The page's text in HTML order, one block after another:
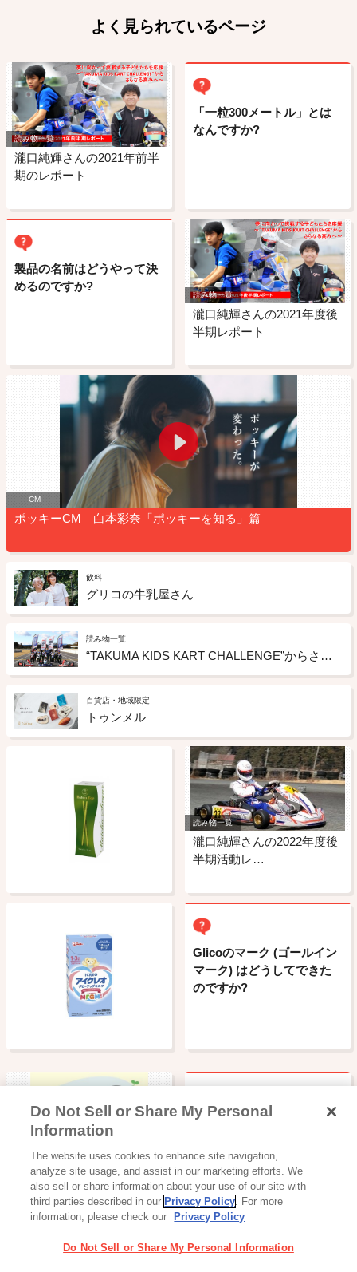
よく見られているページ
読み物一覧
瀧口純輝さんの2021年前半
期のレポート
「一粒300メートル」とは
なんですか?
製品の名前はどうやって決
めるのですか?
読み物一覧
瀧口純輝さんの2021年度後
半期レポート
CM
ポッキーCM 白本彩奈「ポッキーを知る」篇
飲料
グリコの牛乳屋さん
読み物一覧
“TAKUMA KIDS KART CHALLENGE”からさらなる高みを目指す選手をサポート－第1回レポート－
百貨店・地域限定
トゥンメル
読み物一覧
瀧口純輝さんの2022年度後
半期活動レ…
Glicoのマーク (ゴールイン
マーク) はどうしてできた
のですか?
幼児のみもの
プリッツの「ロースト」味
か？
Do Not Sell or Share My Personal
Information
The website uses cookies to enhance site navigation,
analyze site usage, and assist in our marketing efforts. We
also sell or share information about your use of our site with
third parties described in our Privacy Policy. For more
information, please check our
Privacy Policy
Do Not Sell or Share My Personal Information